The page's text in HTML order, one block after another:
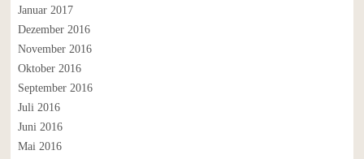
Januar 2017
Dezember 2016
November 2016
Oktober 2016
September 2016
Juli 2016
Juni 2016
Mai 2016